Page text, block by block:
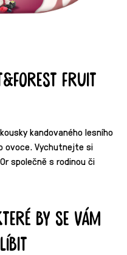
Fruit
kandovaného lesního
ovoce. Vychutnejte si
společně s rodinou či
by se vám